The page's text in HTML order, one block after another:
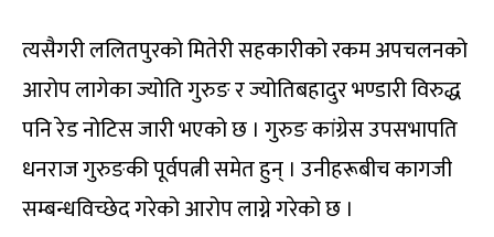
त्यसैगरी ललितपुरको मितेरी सहकारीको रकम अपचलनको
आरोप लागेका ज्योति गुरुङ र ज्योतिबहादुर भण्डारी विरुद्ध
पनि रेड नोटिस जारी भएको छ । गुरुङ कांग्रेस उपसभापति
धनराज गुरुङकी पूर्वपत्नी समेत हुन् । उनीहरूबीच कागजी
सम्बन्धविच्छेद गरेको आरोप लाग्ने गरेको छ ।